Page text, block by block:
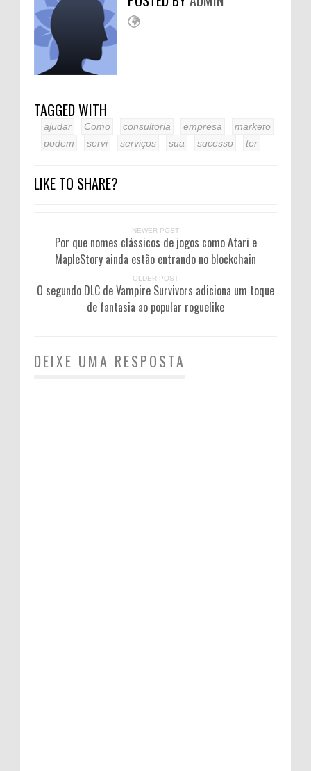
TAGGED WITH
ajudar Como consultoria empresa
marketo
podem
servi serviços sua sucesso ter
LIKE TO SHARE?
NEWER POST
Por que nomes clássicos de jogos como Atari e
MapleStory ainda estão entrando no blockchain
OLDER POST
O segundo DLC de Vampire Survivors adiciona um toque
de fantasia ao popular roguelike
DEIXE UMA RESPOSTA